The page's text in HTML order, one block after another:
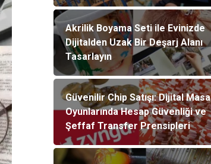
Akrilik Boyama Seti ile Evinizde
Dijitalden Uzak Bir Deşarj Alanı
Tasarlayın
Güvenilir Chip Satışı: Dijital Masa
Oyunlarında Hesap Güvenliği ve
Şeffaf Transfer Prensipleri